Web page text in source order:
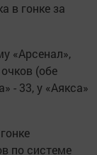
в гонке за
«Арсенал»,
(обе
- 33, у «Аякса»
по системе